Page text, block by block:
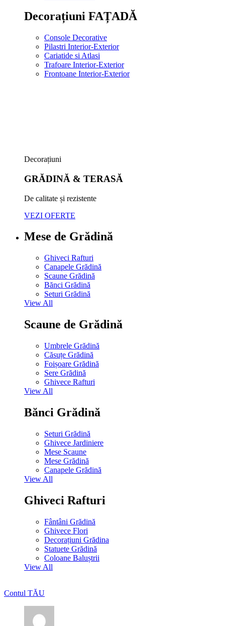
Decorațiuni FAȚADĂ
Console Decorative
Pilastri Interior-Exterior
Cariatide si Atlasi
Trafoare Interior-Exterior
Frontoane Interior-Exterior
Decorațiuni
GRĂDINĂ & TERASĂ
De calitate și rezistente
VEZI OFERTE
Mese de Grădină
Ghiveci Rafturi
Canapele Grădină
Scaune Grădină
Bănci Grădină
Seturi Grădină
View All
Scaune de Grădină
Umbrele Grădină
Căsuțe Grădină
Foișoare Grădină
Sere Grădină
Ghivece Rafturi
View All
Bănci Grădină
Seturi Grădină
Ghivece Jardiniere
Mese Scaune
Mese Grădină
Canapele Grădină
View All
Ghiveci Rafturi
Fântâni Grădină
Ghivece Flori
Decorațiuni Grădina
Statuete Grădină
Coloane Baluștrii
View All
Contul TĂU